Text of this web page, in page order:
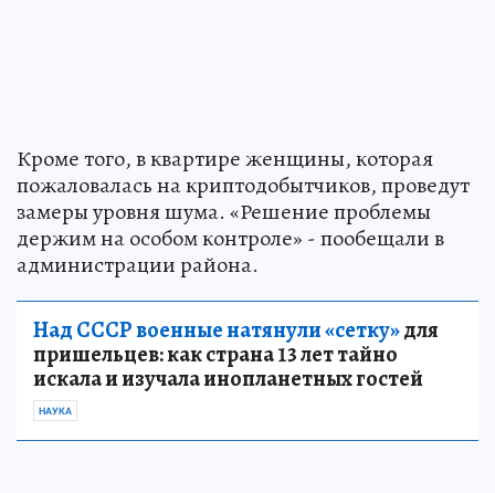
Кроме того, в квартире женщины, которая
пожаловалась на криптодобытчиков, проведут
замеры уровня шума. «Решение проблемы
держим на особом контроле» - пообещали в
администрации района.
Над СССР военные натянули «сетку»для
пришельцев: как страна 13 лет тайно
искала и изучала инопланетных гостей
НАУКА